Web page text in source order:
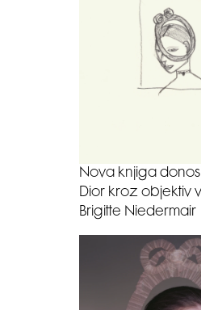
Nova knjiga
Dior kroz objektiv
Brigitte Niedermair